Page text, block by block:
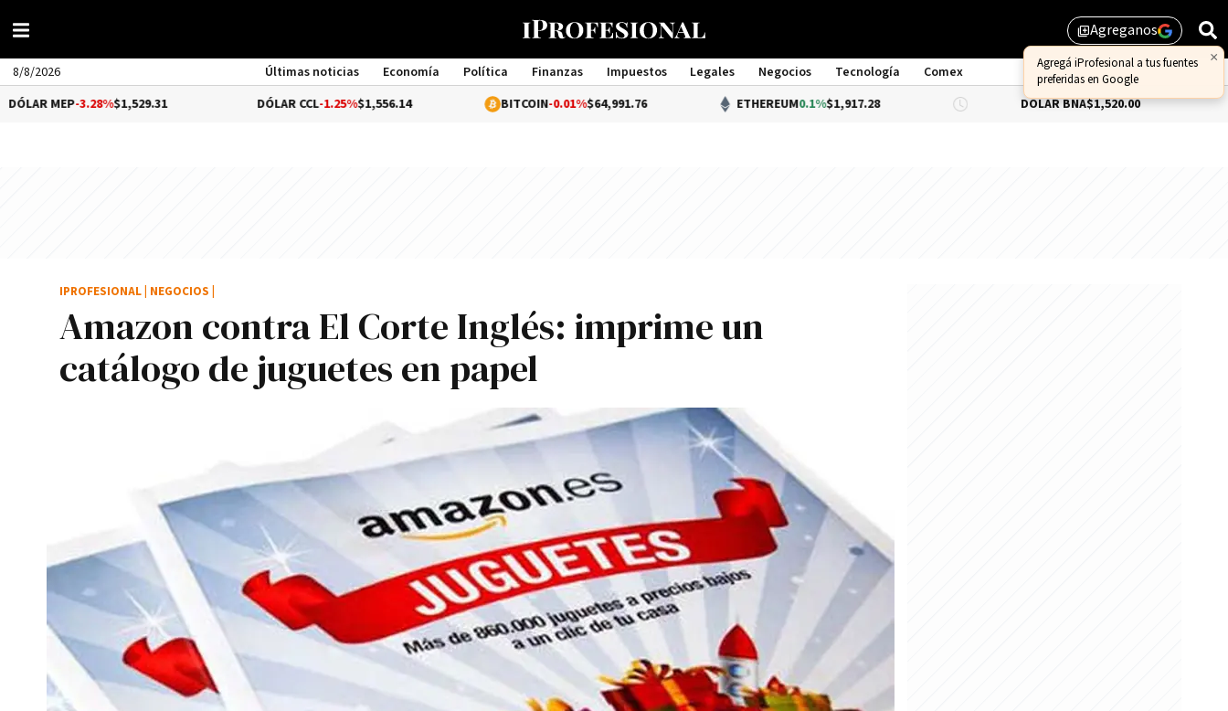
library_addAgreganos
×
Agregá iProfesional a tus fuentes
preferidas en Google
8/8/2026 Últimas noticias Economía Política Finanzas Impuestos Legales Negocios Tecnología
Comex
Management
-3.28%$1,529.31 DÓLAR CCL-1.25%$1,556.14 BITCOIN-0.01%$64,991.76 ETHEREUM0.1%$1,917.28 DÓLAR BNA$1,520.00 DÓLAR
Amazon contra El Corte Inglés: imprime un
catálogo de juguetes en papel
IPROFESIONAL NEGOCIOS